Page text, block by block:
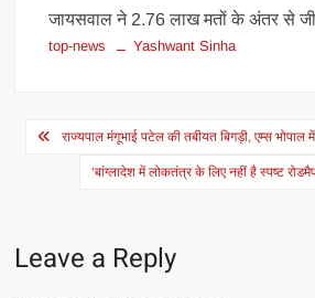
जायसवाल ने 2.76 लाख मतों के अंतर से
top-news Yashwant Sinha
Post
navigation
राज्यपाल मंगूभाई पटेल की तबीयत बिगड़ी, एम्स भोपाल में
‘बांग्लादेश में लोकतंत्र के लिए नहीं है स्पष्ट
Leave a Reply